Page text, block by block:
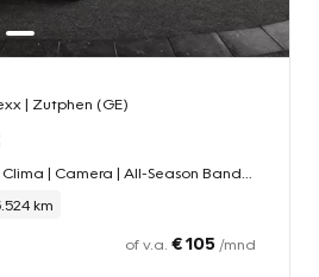
| Zutphen (GE)
km
of v.a. € 105 /mnd